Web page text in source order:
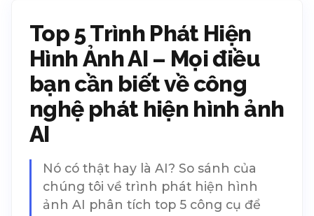
Top 5 Trình Phát Hiện
Hình Ảnh AI – Mọi điều
bạn cần biết về công
nghệ phát hiện hình ảnh
AI
Nó có thật hay là AI? So sánh của
chúng tôi về trình phát hiện hình
ảnh AI phân tích top 5 công cụ để